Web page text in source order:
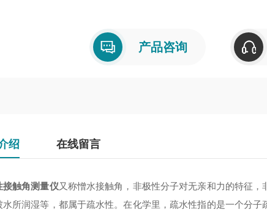
产品咨询
绍 在线留言
接触角测量仪又称憎水接触角，非极性分子对无亲和力的特征
水所润湿等，都属于疏水性。在化学里，疏水性指的是一个分